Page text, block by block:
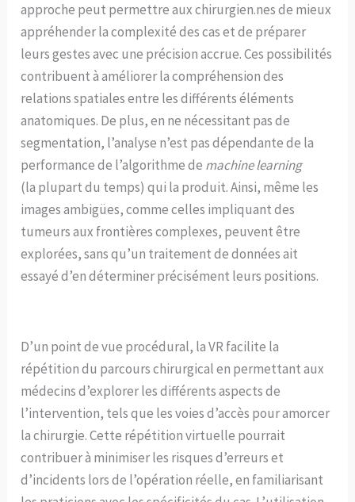
approche peut permettre aux chirurgien.nes de mieux
appréhender la complexité des cas et de préparer
leurs gestes avec une précision accrue. Ces possibilités
contribuent à améliorer la compréhension des
relations spatiales entre les différents éléments
anatomiques. De plus, en ne nécessitant pas de
segmentation, l’analyse n’est pas dépendante de la
performance de l’algorithme de machine learning
(la plupart du temps) qui la produit. Ainsi, même les
images ambigües, comme celles impliquant des
tumeurs aux frontières complexes, peuvent être
explorées, sans qu’un traitement de données ait
essayé d’en déterminer précisément leurs positions.
D’un point de vue procédural, la VR facilite la
répétition du parcours chirurgical en permettant aux
médecins d’explorer les différents aspects de
l’intervention, tels que les voies d’accès pour amorcer
la chirurgie. Cette répétition virtuelle pourrait
contribuer à minimiser les risques d’erreurs et
d’incidents lors de l’opération réelle, en familiarisant